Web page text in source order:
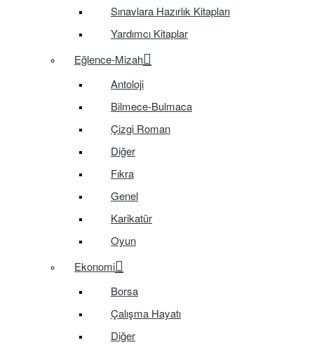
Sınavlara Hazırlık Kitapları
Yardımcı Kitaplar
Eğlence-Mizah
Antoloji
Bilmece-Bulmaca
Çizgi Roman
Diğer
Fıkra
Genel
Karikatür
Oyun
Ekonomi
Borsa
Çalışma Hayatı
Diğer